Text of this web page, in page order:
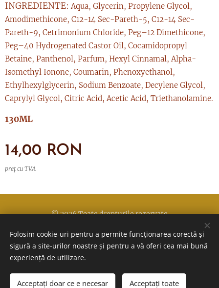
INGREDIENTE:Aqua, Glycerin, Propylene Glycol,
Amodimethicone, C12-14 Sec-Pareth-5, C12-14 Sec-
Pareth-9, Cetrimonium Chloride, Peg–12 Dimethicone,
Peg–40 Hydrogenated Castor Oil, Cocamidopropyl
Betaine, Panthenol, Parfum, Hexyl Cinnamal, Alpha-
Isomethyl Ionone, Coumarin, Phenoxyethanol,
Ethylhexylglycerin, Sodium Benzoate, Decylene Glycol,
Caprylyl Glycol, Citric Acid, Acetic Acid, Triethanolamine.
130ML
14,00 RON
preț cu TVA
ADĂUGAȚI ÎN COȘ
© 2026 Toate drepturile rezervate
Politica de confidentialitate Cookie-uri
Folosim cookie-uri pentru a permite funcționarea corectă și
sigură a site-urilor noastre și pentru a vă oferi cea mai bună
experiență de utilizare.
Acceptați doar ce e necesar Acceptați toate